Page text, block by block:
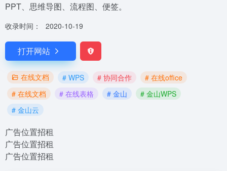
PPT、思维导图、流程图、便签。
收录时间： 2020-10-19
打开网站
在线文档 # WPS # 协同合作
# 在线office
# 在线文档
# 在线表格 # 金山
# 金山WPS
# 金山云
广告位置招租
广告位置招租
广告位置招租